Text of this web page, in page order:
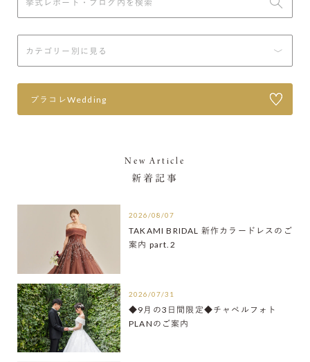
プラコレWedding
New Article
新着記事
2026/08/07
TAKAMI BRIDAL 新作カラードレスのご
案内 part.2
2026/07/31
◆9月の3日間限定◆チャペルフォト
PLANのご案内